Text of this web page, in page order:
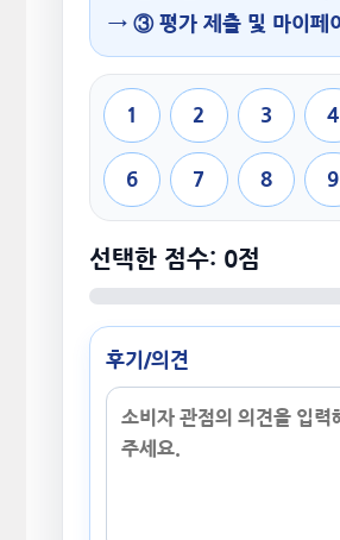
→ ③ 평가 제출 및 마이페
1 2 3 4
6 7 8 9
선택한 점수: 0점
후기/의견